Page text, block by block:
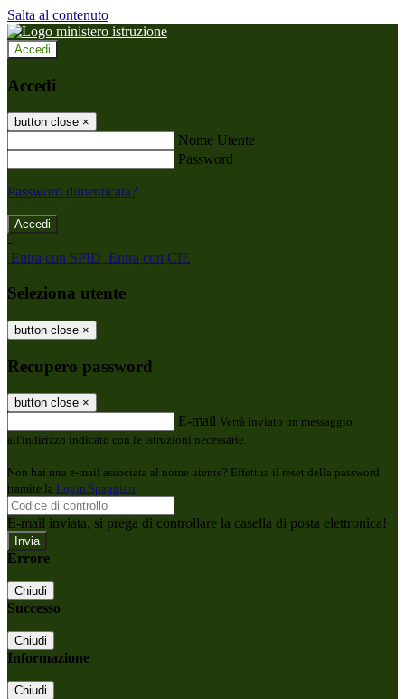
Salta al contenuto
Accedi
Accedi
button close ×
Nome Utente
Password
Password dimenticata?
-
Entra con SPID Entra con CIE
Seleziona utente
button close ×
Recupero password
button close ×
E-mail Verrà inviato un messaggio
all'indirizzo indicato con le istruzioni necessarie.
Non hai una e-mail associata al nome utente? Effettua il reset della password
tramite la Login Spaggiari
E-mail inviata, si prega di controllare la casella di posta elettronica!
Errore
Chiudi
Successo
Chiudi
Informazione
Chiudi